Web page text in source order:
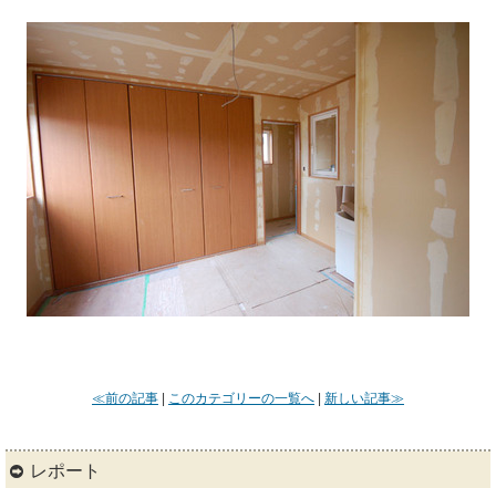
≪前の記事 このカテゴリーの一覧へ 新しい記事≫
レポート